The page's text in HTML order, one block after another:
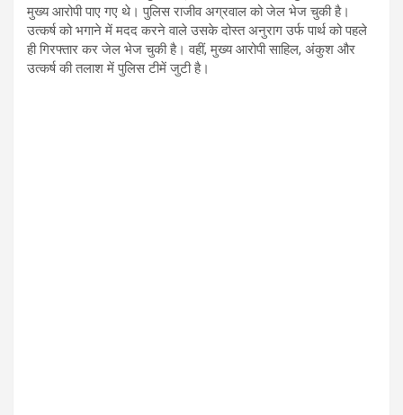
मुख्य आरोपी पाए गए थे। पुलिस राजीव अग्रवाल को जेल भेज चुकी है।
उत्कर्ष को भगाने में मदद करने वाले उसके दोस्त अनुराग उर्फ पार्थ को पहले
ही गिरफ्तार कर जेल भेज चुकी है। वहीं, मुख्य आरोपी साहिल, अंकुश और
उत्कर्ष की तलाश में पुलिस टीमें जुटी है।